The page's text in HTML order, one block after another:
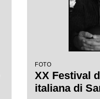
FOTO
XX Festival
italiana di